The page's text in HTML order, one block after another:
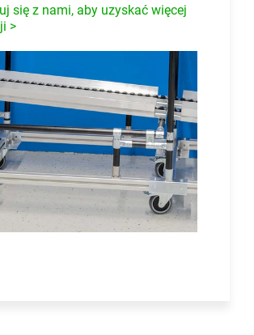
się z nami, aby uzyskać więcej
>